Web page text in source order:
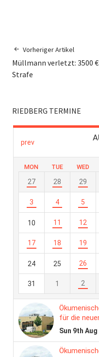
Vorheriger Artikel
Müllmann verletzt: 3500 €
Strafe
RIEDBERG TERMINE